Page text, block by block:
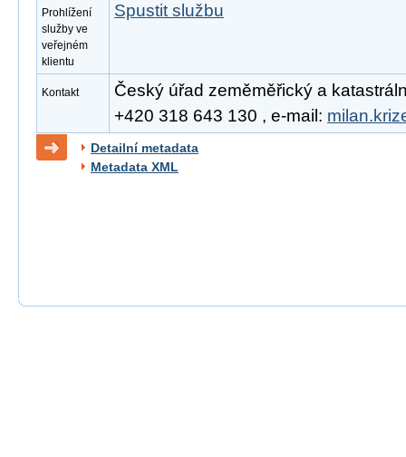
Prohlížení
služby ve
veřejném
klientu
Spustit službu
Kontakt
Český úřad zeměměřický a
+420 318 643 130 , e-mail:
Detailní metadata
Metadata XML